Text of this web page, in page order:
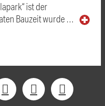
ist der
Bauzeit wurde …